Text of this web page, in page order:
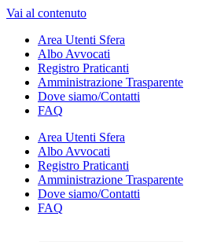
Vai al contenuto
Area Utenti Sfera
Albo Avvocati
Registro Praticanti
Amministrazione Trasparente
Dove siamo/Contatti
FAQ
Area Utenti Sfera
Albo Avvocati
Registro Praticanti
Amministrazione Trasparente
Dove siamo/Contatti
FAQ